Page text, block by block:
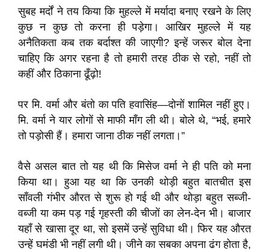
सुबह मर्दों ने तय किया कि मुहल्ले में मर्यादा बनाए रखने के लिए
कुछ न कुछ तो करना ही पड़ेगा। आखिर मुहल्ले में यह
अनैतिकता कब तक बर्दाश्त की जाएगी? इन्हें जरूर बोल देना
चाहिए कि अगर रहना है तो हमारी तरह ठीक से रहो, नहीं तो
कहीं और ठिकाना ढूँढ़ो!
पर मि. वर्मा और बंतो का पति हवासिंह—दोनों शामिल नहीं हुए।
मि. वर्मा ने यार लोगों से माफी माँग ली थी। बोले थे, “भई, हमारे
तो पड़ोसी हैं। हमारा जाना ठीक नहीं लगता।”
वैसे असल बात तो यह थी कि मिसेज वर्मा ने ही पति को मना
किया था। हुआ यह था कि उनकी थोड़ी बहुत बातचीत इस
साँवली गंभीर औरत से शुरू हो गई थी और थोड़ा बहुत सब्जी-
वब्जी या कम पड़ गई गृहस्ती की चीजों का लेन-देन भी। बाजार
यहाँ से खासा दूर था, सो इसमें उन्हें सुविधा थी। फिर यह औरत
उन्हें घमंडी भी नहीं लगी थी। जीने का सबका अपना ढंग होता है,